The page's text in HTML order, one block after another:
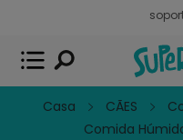
Casa CÃES
Comida
Superpet,
APP GRATIS - En